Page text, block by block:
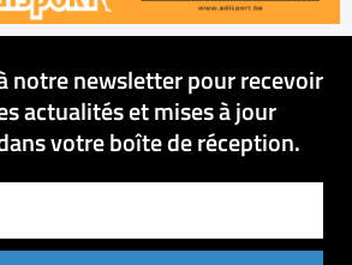
notre newsletter pour recevoir
actualités et mises à jour
votre boîte de réception.